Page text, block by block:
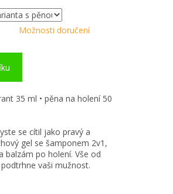
Možnosti doručení
35 ml • pěna na holení 50
se cítil jako pravý a
gel se šamponem 2v1,
balzám po holení. Vše od
vaši mužnost.